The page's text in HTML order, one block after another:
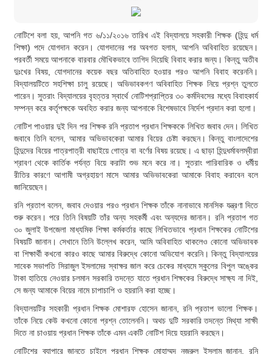
নোটিশে বলা হয়, আপনি গত ৬/১১/২০১৬ তারিখ এই বিদ্যালয়ে সহকারী শিক্ষক (হিন্দু ধর্ম
শিক্ষা) পদে যোগদান করেন। যোগদানের পর অবগত হলাম, আপনি অবিবাহিত রয়েছেন।
পরবর্তী সময়ে আপনাকে বারবার মৌখিকভাবে তাগিদ দিয়েছি বিবাহ করার জন্য। কিন্তু অতীব
দুঃখের বিষয়, যোগদানের কয়েক বছর অতিবাহিত হওয়ার পরও আপনি বিবাহ করেননি।
বিদ্যালয়টিতে সহশিক্ষা চালু রয়েছে। অভিভাবকগণ অবিবাহিত শিক্ষক নিয়ে প্রশ্ন তুলতে
পারেন। সুতরাং বিদ্যালয়ের বৃহত্তর স্বার্থে নোটিশপ্রাপ্তির ৩০ কর্মদিবসের মধ্যে বিবাহকার্য
সম্পন্ন করে কর্তৃপক্ষকে অবহিত করার জন্য আপনাকে বিশেষভাবে নির্দেশ প্রদান করা হলো।
নোটিশ পাওয়ার দুই দিন পর শিক্ষক রনি প্রতাপ প্রধান শিক্ষককে লিখিত জবাব দেন। লিখিত
জবাবে তিনি বলেন, আমার অভিভাবকেরা আমার বিয়ের চেষ্টা করছেন। কিন্তু বাংলাদেশের
হিন্দুদের বিয়ের পাত্রপাত্রী বাছাইয়ে গোত্র বা বর্ণের বিষয় রয়েছে। এ ছাড়া হিন্দুধর্মাবলম্বীরা
শ্রাবণ থেকে কার্তিক পর্যন্ত বিয়ে করাটা শুভ মনে করে না। সুতরাং পারিবারিক ও ধর্মীয়
রীতির কারণে আগামী অগ্রহায়ণ মাসে আমার অভিভাবকেরা আমাকে বিবাহ করাবেন বলে
জানিয়েছেন।
রনি প্রতাপ বলেন, জবাব দেওয়ার পরও প্রধান শিক্ষক তাঁকে নানাভাবে মানসিক যন্ত্রণা দিতে
শুরু করেন। পরে তিনি বিষয়টি তাঁর অন্য সহকর্মী এবং অন্যদের জানান। রনি প্রতাপ গত
৩০ জুলাই উপজেলা মাধ্যমিক শিক্ষা কর্মকর্তার কাছে লিখিতভাবে প্রধান শিক্ষকের নোটিশের
বিষয়টি জানান। সেখানে তিনি উল্লেখ করেন, আমি অবিবাহিত থাকলেও কোনো অভিভাবক
বা শিক্ষার্থী কখনো কারও কাছে আমার বিরুদ্ধে কোনো অভিযোগ করেনি। কিন্তু বিদ্যালয়ের
সাবেক সভাপতি সিরাজুল ইসলামের স্বাক্ষর জাল করে চেকের মাধ্যমে স্কুলের বিপুল অঙ্কের
টাকা হাতিয়ে নেওয়ার চলমান সরকারি তদন্তে যাতে প্রধান শিক্ষকের বিরুদ্ধে সাক্ষ্য না দিই,
সে জন্য আমাকে বিয়ের নামে চাপাচাপি ও হয়রানি করা হচ্ছে।
বিদ্যালয়টির সহকারী প্রধান শিক্ষক মোশারফ হোসেন জানান, রনি প্রতাপ ভালো শিক্ষক।
তাঁকে নিয়ে কেউ কখনো কোনো প্রশ্ন তোলেননি। অথচ দুটি সরকারি তদন্তে মিথ্যা সাক্ষী
দিতে না চাওয়ায় প্রধান শিক্ষক তাঁকে এমন একটি নোটিশ দিয়ে হয়রানি করছেন।
নোটিশের ব্যাপারে জানতে চাইলে প্রধান শিক্ষক মোহাম্মদ নজরুল ইসলাম জানান, রনি